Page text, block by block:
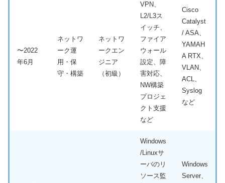
〜2022
年6月
ネットワ
ーク運
用・保
守・構築
ネットワ
ークエン
ジニア
（初級）
VPN、
L2/L3ス
イッチ、
ファイア
ウォール
設定、障
害対応、
NW構築
プロジェ
クト支援
など
Cisco
Catalyst
/ ASA、
YAMAH
A RTX、
VLAN、
ACL、
Syslog
など
Windows
/Linuxサ
ーバのリ
ソース監
Windows
Server、